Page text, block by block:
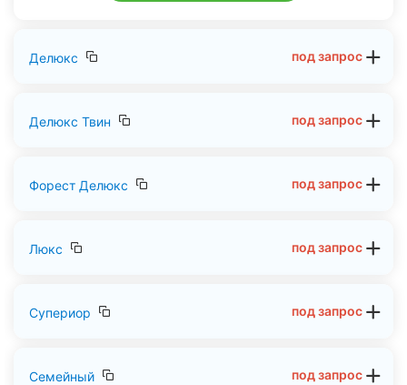
общественном транспорте всего за 7–15 минут.
Делюкс под запрос
Делюкс Твин под запрос
Форест Делюкс под запрос
Люкс под запрос
Супериор под запрос
Семейный под запрос